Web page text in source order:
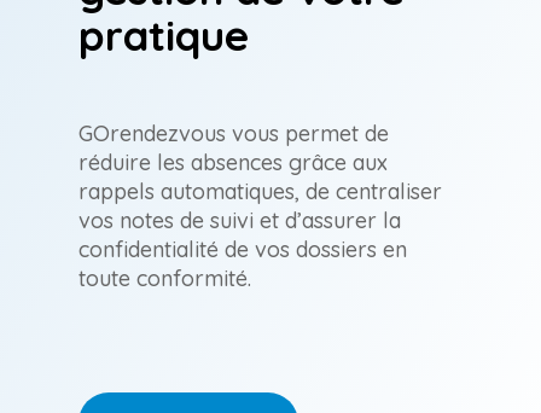
de clients
Visibilité et
Physiothérapie
Thérapie en réflexologie
Thérapie du sport
pratique
GOrendezvous vous permet de
réduire les absences grâce aux
rappels automatiques, de centraliser
vos notes de suivi et d’assurer la
confidentialité de vos dossiers en
toute conformité.